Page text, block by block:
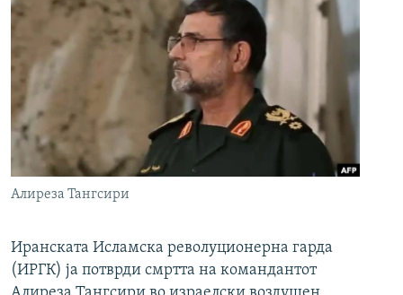
Алиреза Тангсири
Иранската Исламска револуционерна гарда
(ИРГК) ја потврди смртта на командантот